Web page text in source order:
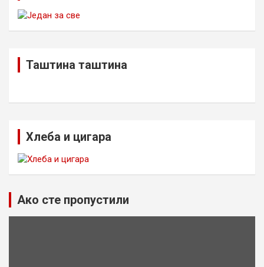
Таштина таштина
Хлеба и цигара
Ако сте пропустили